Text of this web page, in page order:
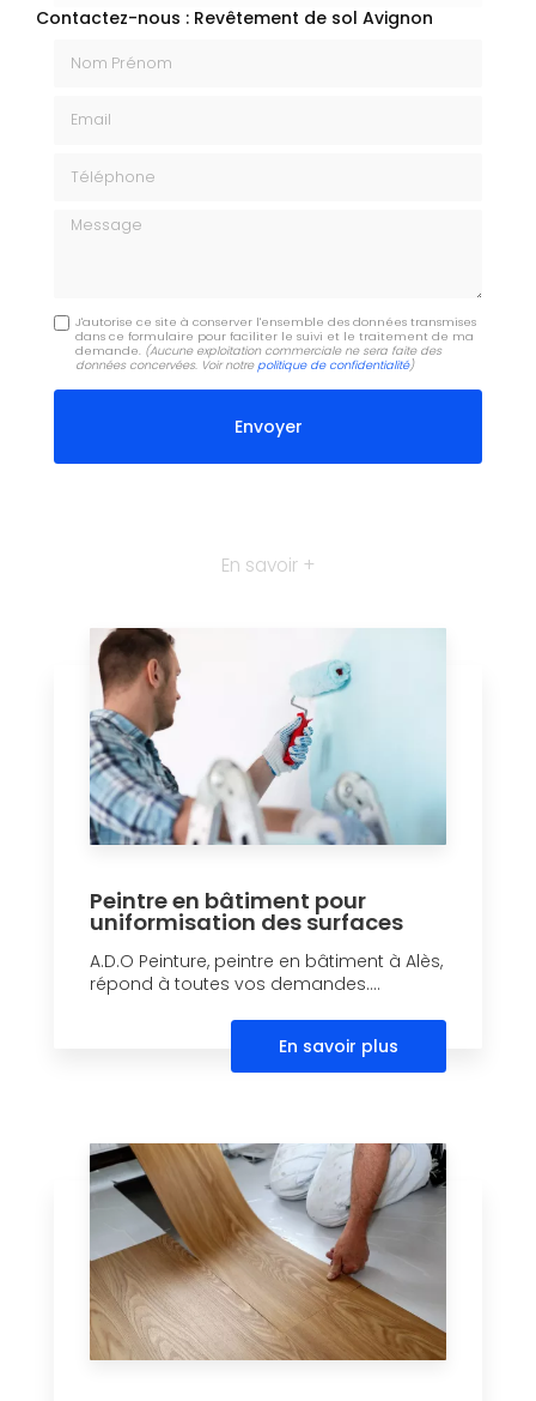
Contactez-nous : Revêtement de sol Avignon
Message
J'autorise ce site à conserver l'ensemble des données transmises
dans ce formulaire pour faciliter le suivi et le traitement de ma
demande. (Aucune exploitation commerciale ne sera faite des
données concervées. Voir notrepolitique de confidentialité)
En savoir +
Peintre en bâtiment pour
uniformisation des surfaces
A.D.O Peinture, peintre en bâtiment à Alès,
répond à toutes vos demandes....
En savoir plus